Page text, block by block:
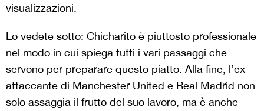
visualizzazioni.
Lo vedete sotto: Chicharito è piuttosto professionale
nel modo in cui spiega tutti i vari passaggi che
servono per preparare questo piatto. Alla fine, l’ex
attaccante di Manchester United e Real Madrid non
solo assaggia il frutto del suo lavoro, ma è anche